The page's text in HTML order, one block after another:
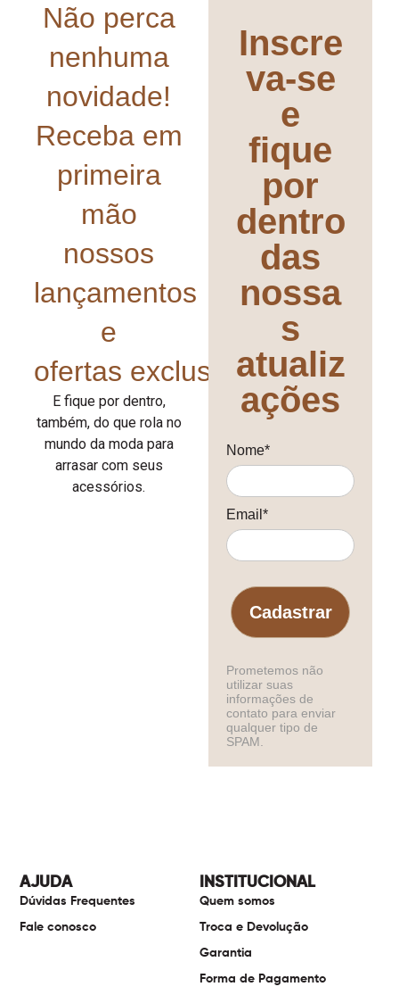
Não perca
nenhuma
novidade!
Receba em
primeira
mão
nossos
lançamentos
e
ofertas exclusivas!
E fique por dentro,
também, do que rola no
mundo da moda para
arrasar com seus
acessórios.
Inscre
va-se
e
fique
por
dentro
das
nossa
s
atualiz
ações
Nome*
Email*
Cadastrar
Prometemos não
utilizar suas
informações de
contato para enviar
qualquer tipo de
SPAM.
INSTITUCIONAL
Quem somos
Troca e Devolução
Garantia
Forma de Pagamento
AJUDA
Dúvidas Frequentes
Fale conosco